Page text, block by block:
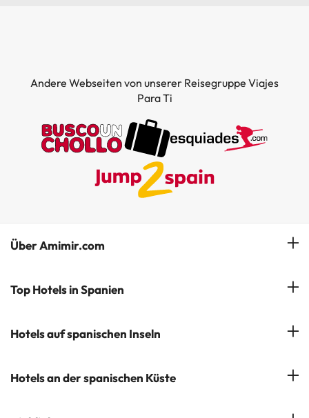
Andere Webseiten von unserer Reisegruppe Viajes
Para Ti
Über Amimir.com
Unser Team
Newsletter abonnieren
Top Hotels in Spanien
Hotels in Salou
Hotels in Marbella
Hotels auf spanischen Inseln
Hotels auf Mallorca
Hotels an der spanischen Küste
Costa Brava